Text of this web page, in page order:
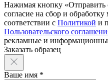
Нажимая кнопку «Отправить
согласие на сбор и
соответствии с Политикой и
Пользовательского
рекламные и
Заказать образец
Ваше имя *